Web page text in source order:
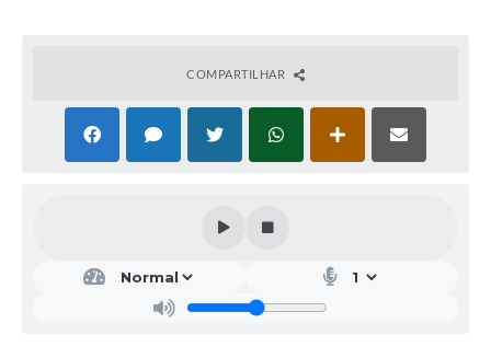
COMPARTILHAR